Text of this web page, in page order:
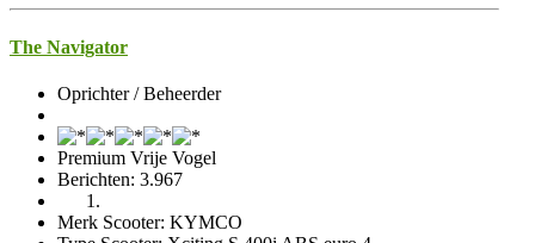
The Navigator
Oprichter / Beheerder
Premium Vrije Vogel
Berichten: 3.967
Merk Scooter: KYMCO